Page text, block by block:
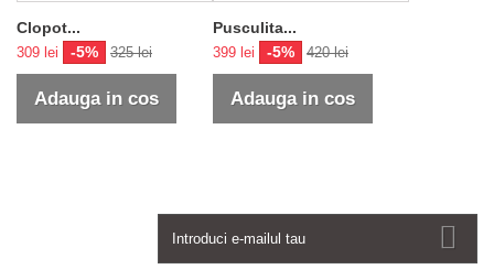
Clopot...
309 lei -5% 325 lei
Adauga in cos
Pusculita...
399 lei -5% 420 lei
Adauga in cos